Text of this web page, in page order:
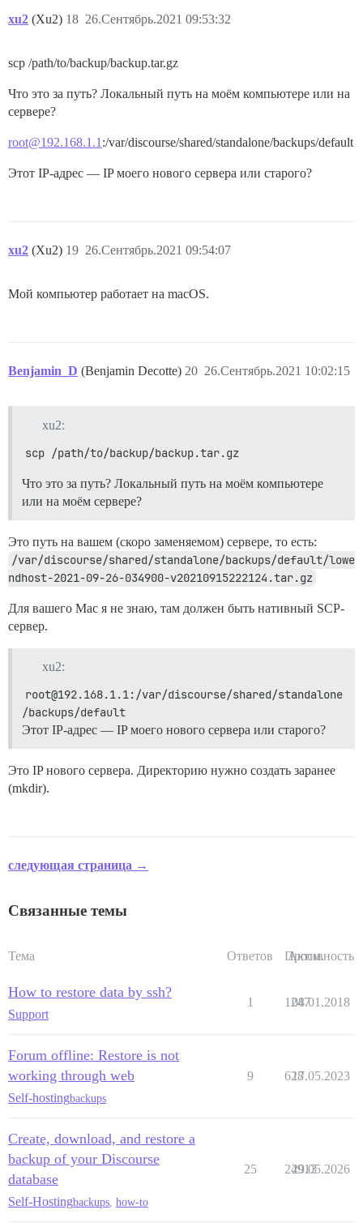
xu2 (Xu2) 26.Сентябрь.2021 09:53:32
18
scp /path/to/backup/backup.tar.gz
Что это за путь? Локальный путь на моём компьютере или на
сервере?
root@192.168.1.1 :/var/discourse/shared/standalone/backups/default
Этот IP-адрес — IP моего нового сервера или старого?
xu2 (Xu2) 26.Сентябрь.2021 09:54:07
19
Мой компьютер работает на macOS.
Benjamin_D (Benjamin Decotte) 26.Сентябрь.2021 10:02:15
20
xu2:
scp /path/to/backup/backup.tar.gz
Что это за путь? Локальный путь на моём компьютере
или на моём сервере?
Это путь на вашем (скоро заменяемом) сервере, то есть:
/var/discourse/shared/standalone/backups/default/lowe
ndhost-2021-09-26-034900-v20210915222124.tar.gz
Для вашего Mac я не знаю, там должен быть нативный SCP-
сервер.
xu2:
root@192.168.1.1:/var/discourse/shared/standalone
/backups/default
Этот IP-адрес — IP моего нового сервера или старого?
Это IP нового сервера. Директорию нужно создать заранее
(mkdir).
следующая страница →
Связанные темы
Тема Ответов Просм.
Активность
How to restore data by ssh?
Support
1 1247
08.01.2018
Forum offline: Restore is not
working through web
Self-hostingbackups
9 628
17.05.2023
Create, download, and restore a
backup of your Discourse
database
Self-Hostingbackups how-to
25 24913
29.05.2026